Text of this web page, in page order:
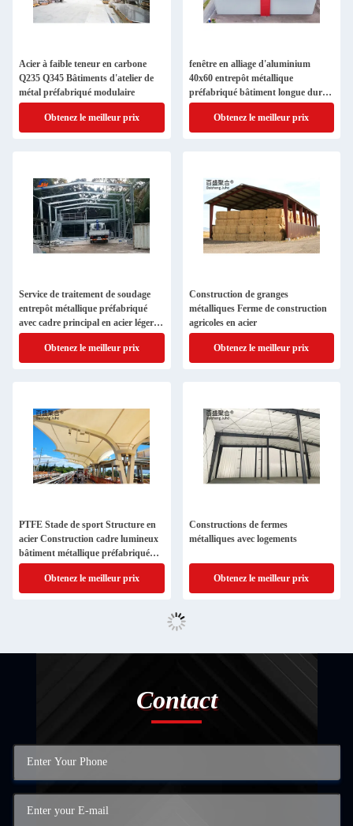
Acier à faible teneur en carbone
Q235 Q345 Bâtiments d'atelier de
métal préfabriqué modulaire
Obtenez le meilleur prix
fenêtre en alliage d'aluminium
40x60 entrepôt métallique
préfabriqué bâtiment longue durée
de vie de fatigue
Obtenez le meilleur prix
Service de traitement de soudage
entrepôt métallique préfabriqué
avec cadre principal en acier léger
Q345 Q235
Obtenez le meilleur prix
Construction de granges
métalliques Ferme de construction
agricoles en acier
Obtenez le meilleur prix
PTFE Stade de sport Structure en
acier Construction cadre lumineux
bâtiment métallique préfabriqué
préfabriqué pour le stockage
Obtenez le meilleur prix
Constructions de fermes
métalliques avec logements
Obtenez le meilleur prix
Contact